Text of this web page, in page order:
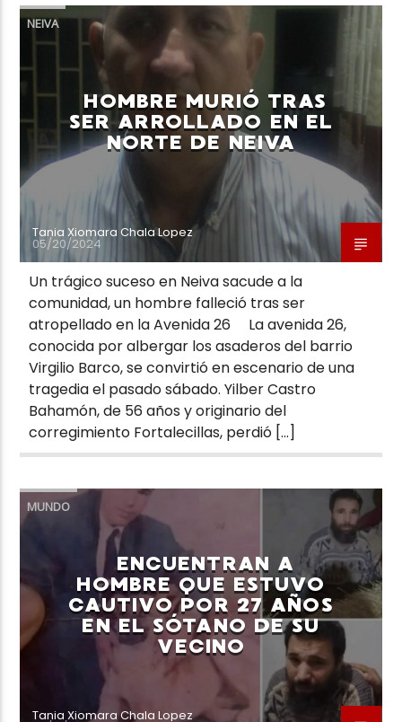
NEIVA
HOMBRE MURIÓ TRAS
SER ARROLLADO EN EL
NORTE DE NEIVA
Tania Xiomara Chala Lopez
05/20/2024
Un trágico suceso en Neiva sacude a la
comunidad, un hombre falleció tras ser
atropellado en la Avenida 26 La avenida 26,
conocida por albergar los asaderos del barrio
Virgilio Barco, se convirtió en escenario de una
tragedia el pasado sábado. Yilber Castro
Bahamón, de 56 años y originario del
corregimiento Fortalecillas, perdió […]
MUNDO
ENCUENTRAN A
HOMBRE QUE ESTUVO
CAUTIVO POR 27 AÑOS
EN EL SÓTANO DE SU
VECINO
Tania Xiomara Chala Lopez